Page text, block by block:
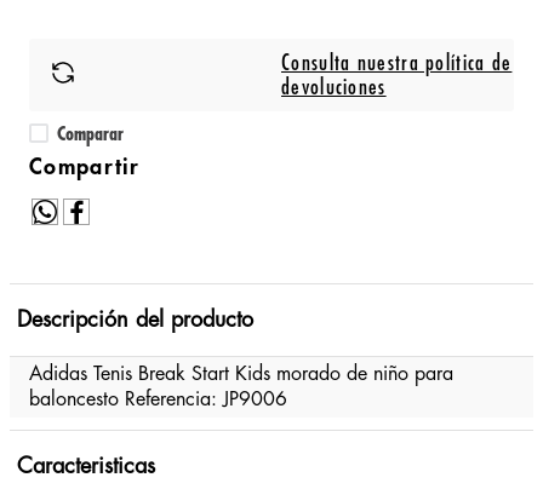
Consulta nuestra política de
devoluciones
Comparar
Descripción del producto
Adidas Tenis Break Start Kids morado de niño para
baloncesto Referencia: JP9006
Caracteristicas